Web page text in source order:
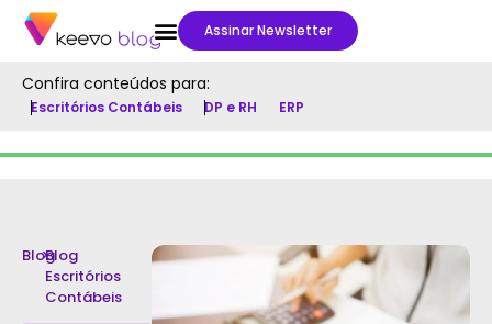
Assinar Newsletter
Confira conteúdos para:
Escritórios Contábeis DP e RH ERP
Blog
>Blog
Escritórios
Contábeis